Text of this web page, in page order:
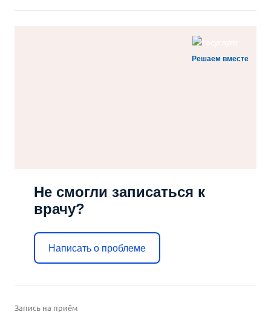
Решаем вместе
Не смогли записаться к
врачу?
Написать о проблеме
Запись на приём